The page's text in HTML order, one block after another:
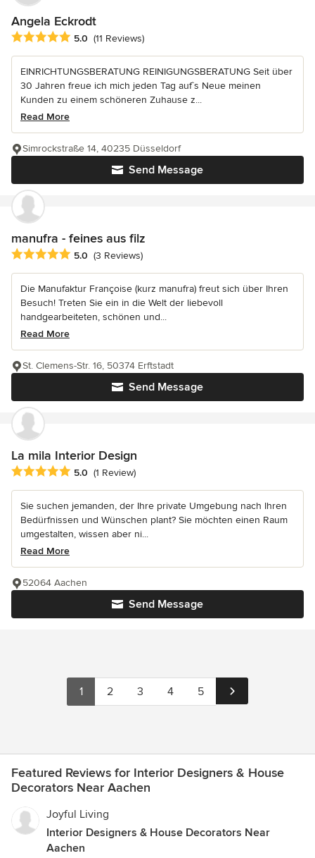
Angela Eckrodt
Average rating: 5 out of 5 stars
5.0 (11 Reviews)
EINRICHTUNGSBERATUNG REINIGUNGSBERATUNG Seit über
30 Jahren freue ich mich jeden Tag auf`s Neue meinen
Kunden zu einem schöneren Zuhause z...
Read More
Send Message
Simrockstraße 14, 40235 Düsseldorf
manufra - feines aus filz
Average rating: 5 out of 5 stars
5.0 (3 Reviews)
Die Manufaktur Françoise (kurz manufra) freut sich über Ihren
Besuch! Treten Sie ein in die Welt der liebevoll
handgearbeiteten, schönen und...
Read More
Send Message
St. Clemens-Str. 16, 50374 Erftstadt
La mila Interior Design
Average rating: 5 out of 5 stars
5.0 (1 Review)
Sie suchen jemanden, der Ihre private Umgebung nach Ihren
Bedürfnissen und Wünschen plant? Sie möchten einen Raum
umgestalten, wissen aber ni...
Read More
Send Message
52064 Aachen
1 2 3 4 5
Featured Reviews for Interior Designers & House
Decorators Near Aachen
Joyful Living
Interior Designers & House Decorators Near
Aachen